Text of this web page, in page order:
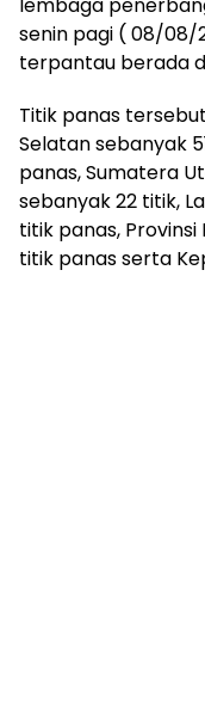
senin pagi ( 08/08/
terpantau berada
Titik panas
Selatan sebanyak
panas, Sumatera
sebanyak 22 titik,
titik panas,
titik panas serta